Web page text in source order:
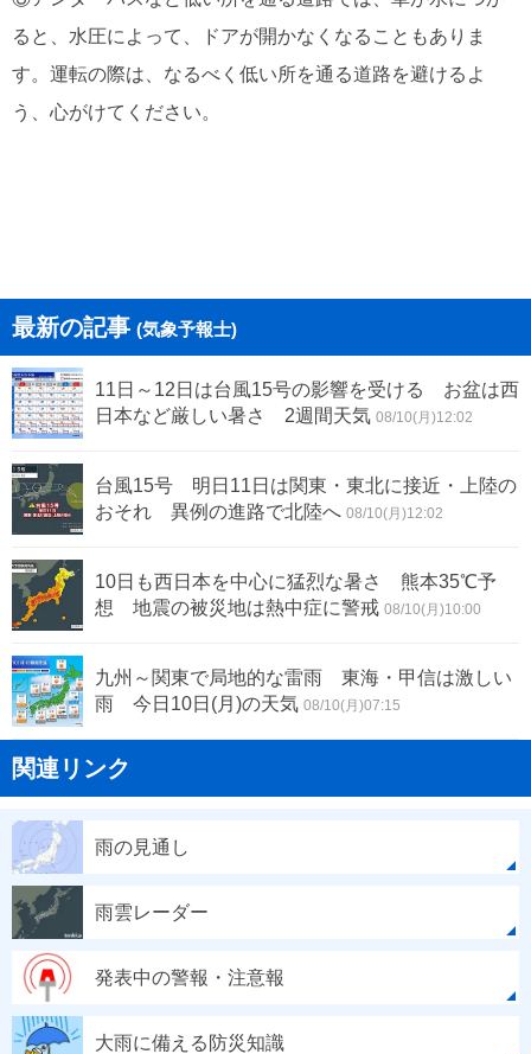
ると、水圧によって、ドアが開かなくなることもありま
す。運転の際は、なるべく低い所を通る道路を避けるよ
う、心がけてください。
最新の記事 (気象予報士)
11日～12日は台風15号の影響を受ける お盆は西
日本など厳しい暑さ 2週間天気 08/10(月)12:02
台風15号 明日11日は関東・東北に接近・上陸の
おそれ 異例の進路で北陸へ 08/10(月)12:02
10日も西日本を中心に猛烈な暑さ 熊本35℃予
想 地震の被災地は熱中症に警戒 08/10(月)10:00
九州～関東で局地的な雷雨 東海・甲信は激しい
雨 今日10日(月)の天気 08/10(月)07:15
関連リンク
雨の見通し
雨雲レーダー
発表中の警報・注意報
大雨に備える防災知識